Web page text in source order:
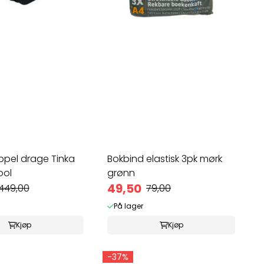
drage Tinka
Kjøp
Bokbind elastisk 3pk mørk
grønn
49,50 79,00
På lager
Kjøp
-37%